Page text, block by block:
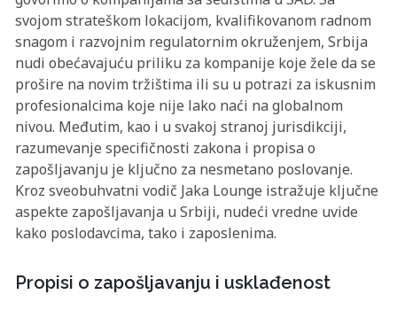
svojom strateškom lokacijom, kvalifikovanom radnom
snagom i razvojnim regulatornim okruženjem, Srbija
nudi obećavajuću priliku za kompanije koje žele da se
prošire na novim tržištima ili su u potrazi za iskusnim
profesionalcima koje nije lako naći na globalnom
nivou. Međutim, kao i u svakoj stranoj jurisdikciji,
razumevanje specifičnosti zakona i propisa o
zapošljavanju je ključno za nesmetano poslovanje.
Kroz sveobuhvatni vodič Jaka Lounge istražuje ključne
aspekte zapošljavanja u Srbiji, nudeći vredne uvide
kako poslodavcima, tako i zaposlenima.
Propisi o zapošljavanju i usklađenost